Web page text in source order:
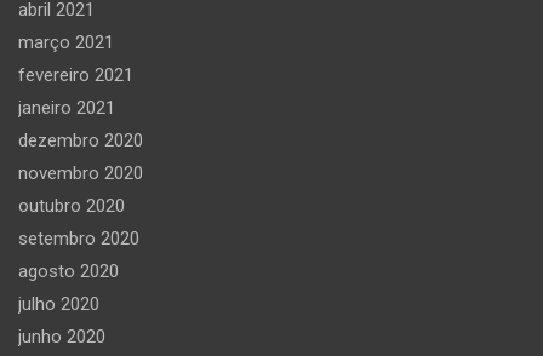
abril 2021
março 2021
fevereiro 2021
janeiro 2021
dezembro 2020
novembro 2020
outubro 2020
setembro 2020
agosto 2020
julho 2020
junho 2020